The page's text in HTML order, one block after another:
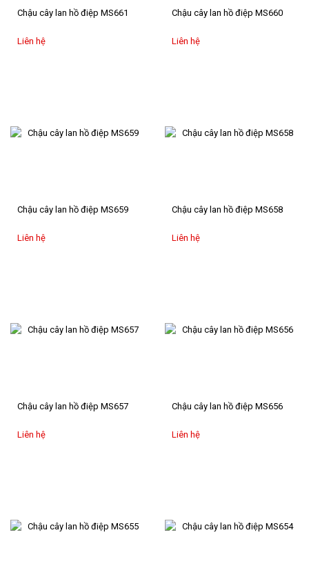
Chậu cây lan hồ điệp MS661
Liên hệ
Chậu cây lan hồ điệp MS660
Liên hệ
Chậu cây lan hồ điệp MS659
Liên hệ
Chậu cây lan hồ điệp MS658
Liên hệ
Chậu cây lan hồ điệp MS657
Liên hệ
Chậu cây lan hồ điệp MS656
Liên hệ